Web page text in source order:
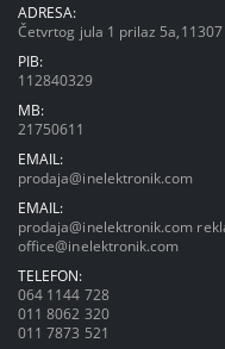
ADRESA:
Četvrtog jula 1 prilaz
PIB:
112840329
MB:
21750611
EMAIL:
prodaja@inelektronik.com
EMAIL:
prodaja@inelektronik.com
office@inelektronik.com
TELEFON:
064 1144 728
011 8062 320
011 7873 521